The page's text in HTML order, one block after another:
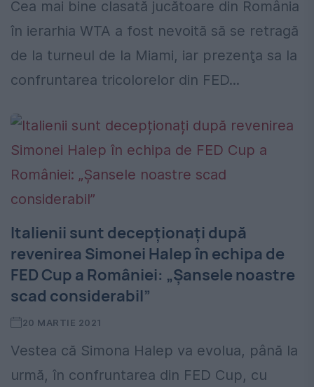
Cea mai bine clasată jucătoare din România
în ierarhia WTA a fost nevoită să se retragă
de la turneul de la Miami, iar prezenţa sa la
confruntarea tricolorelor din FED...
Italienii sunt decepționați după
revenirea Simonei Halep în echipa de
FED Cup a României: „Șansele noastre
scad considerabil”
20 MARTIE 2021
Vestea că Simona Halep va evolua, până la
urmă, în confruntarea din FED Cup, cu